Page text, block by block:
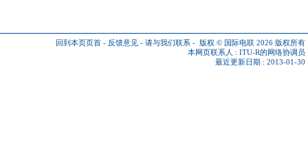
回到本页页首 - 反馈意见 - 请与我们联系 - 版权 © 国际电联 2026 版权所有
本网页联系人 : ITU-R的网络协调员
最近更新日期 : 2013-01-30